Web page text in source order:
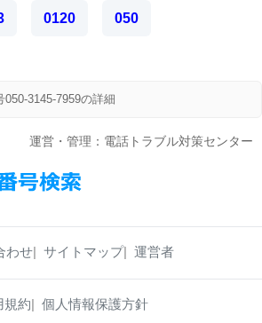
0120 050
050-3145-7959の詳細
運営・管理：電話トラブル対策センター
わせ サイトマップ 運営者
規約 個人情報保護方針